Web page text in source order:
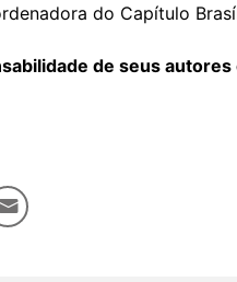
do Capítulo
de seus